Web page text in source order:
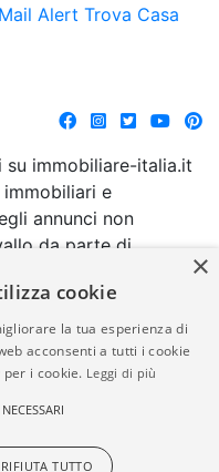
Alert Trova Casa
su immobiliare-italia.it
e
annunci non
da parte di
immobiliare-italia.it
veridicità, della
della normativa in
aspetto dei
Powered by
×
cookie
la tua esperienza di
acconsenti a tutti i cookie
i cookie. Leggi di più
RIFIUTA TUTTO